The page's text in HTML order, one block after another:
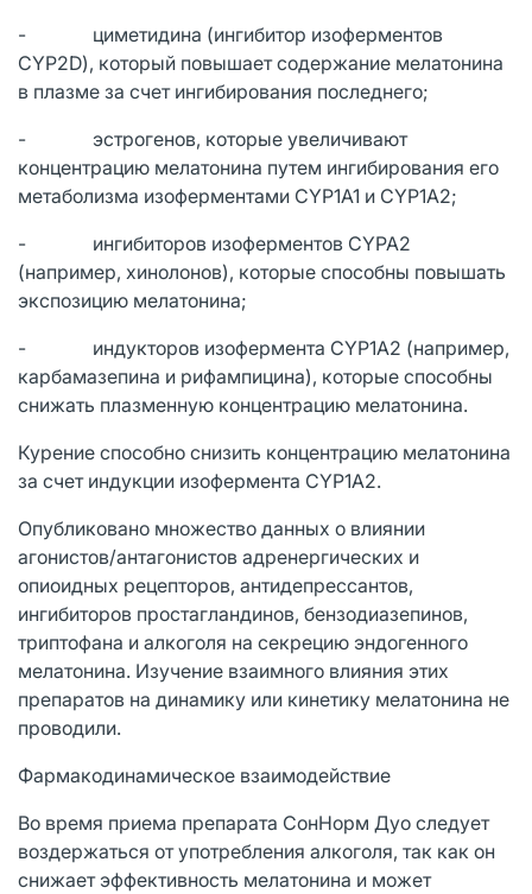
- циметидина (ингибитор изоферментов
CYP2D), который повышает содержание мелатонина
в плазме за счет ингибирования последнего;
- эстрогенов, которые увеличивают
концентрацию мелатонина путем ингибирования его
метаболизма изоферментами CYP1A1 и CYP1A2;
- ингибиторов изоферментов CYPA2
(например, хинолонов), которые способны повышать
экспозицию мелатонина;
- индукторов изофермента CYP1A2 (например,
карбамазепина и рифампицина), которые способны
снижать плазменную концентрацию мелатонина.
Курение способно снизить концентрацию мелатонина
за счет индукции изофермента CYP1A2.
Опубликовано множество данных о влиянии
агонистов/антагонистов адренергических и
опиоидных рецепторов, антидепрессантов,
ингибиторов простагландинов, бензодиазепинов,
триптофана и алкоголя на секрецию эндогенного
мелатонина. Изучение взаимного влияния этих
препаратов на динамику или кинетику мелатонина не
проводили.
Фармакодинамическое взаимодействие
Во время приема препарата СонНорм Дуо следует
воздержаться от употребления алкоголя, так как он
снижает эффективность мелатонина и может